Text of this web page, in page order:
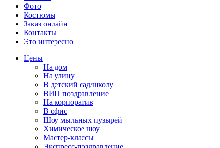
Фото
Костюмы
Заказ онлайн
Контакты
Это интересно
Цены
На дом
На улицу
В детский сад/школу
ВИП поздравление
На корпоратив
В офис
Шоу мыльных пузырей
Химическое шоу
Мастер-классы
Экспресс-поздравление